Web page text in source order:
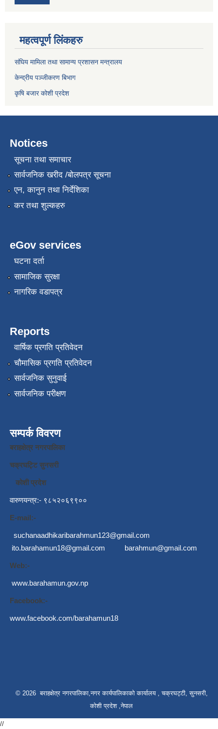
महत्वपूर्ण लिंकहरु
संघिय मामिला तथा सामान्य प्रशासन मन्त्रालय
केन्द्रीय पञ्जीकरण बिभाग
कृषि बजार कोशी प्रदेश
Notices
सूचना तथा समाचार
सार्वजनिक खरीद /बोलपत्र सूचना
एन, कानुन तथा निर्देशिका
कर तथा शुल्कहरु
eGov services
घटना दर्ता
सामाजिक सुरक्षा
नागरिक वडापत्र
Reports
वार्षिक प्रगति प्रतिवेदन
चौमासिक प्रगति प्रतिवेदन
सार्वजनिक सुनुवाई
सार्वजनिक परीक्षण
सम्पर्क विवरण
बराहक्षेत्र नगरपालिका
चक्रघट्टि सुनसरी
कोशी प्रदेश
वारुणयन्त्र:- ९८५२०६९९००
E-mail:-
suchanaadhikaribarahmun123@gmail.com
ito.barahamun18@gmail.com
barahmun@gmail.com
Web:-
www.barahamun.gov.np
Facebook:-
www.facebook.com/barahamun18
© 2026 बराहक्षेत्र नगरपालिका,नगर कार्यपालिकाको कार्यालय , चक्रघट्टी, सुनसरी,
कोशी प्रदेश ,नेपाल
//